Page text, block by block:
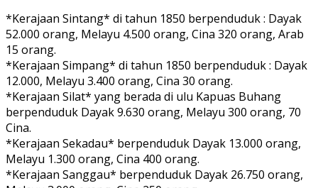
*Kerajaan Sintang* di tahun 1850 berpenduduk : Dayak
52.000 orang, Melayu 4.500 orang, Cina 320 orang, Arab
15 orang.
*Kerajaan Simpang* di tahun 1850 berpenduduk : Dayak
12.000, Melayu 3.400 orang, Cina 30 orang.
*Kerajaan Silat* yang berada di ulu Kapuas Buhang
berpenduduk Dayak 9.630 orang, Melayu 300 orang, 70
Cina.
*Kerajaan Sekadau* berpenduduk Dayak 13.000 orang,
Melayu 1.300 orang, Cina 400 orang.
*Kerajaan Sanggau* berpenduduk Dayak 26.750 orang,